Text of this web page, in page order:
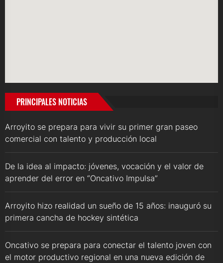
PRINCIPALES NOTICIAS
Arroyito se prepara para vivir su primer gran paseo
comercial con talento y producción local
De la idea al impacto: jóvenes, vocación y el valor de
aprender del error en “Oncativo Impulsa”
Arroyito hizo realidad un sueño de 15 años: inauguró su
primera cancha de hockey sintética
Oncativo se prepara para conectar el talento joven con
el motor productivo regional en una nueva edición de